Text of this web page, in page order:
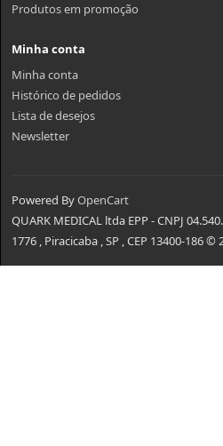
Produtos em promoção
Minha conta
Minha conta
Histórico de pedidos
Lista de desejos
Newsletter
Powered ByOpenCart
QUARK MEDICAL ltda EPP - CNPJ
1776 , Piracicaba , SP , CEP 13400-186 ©